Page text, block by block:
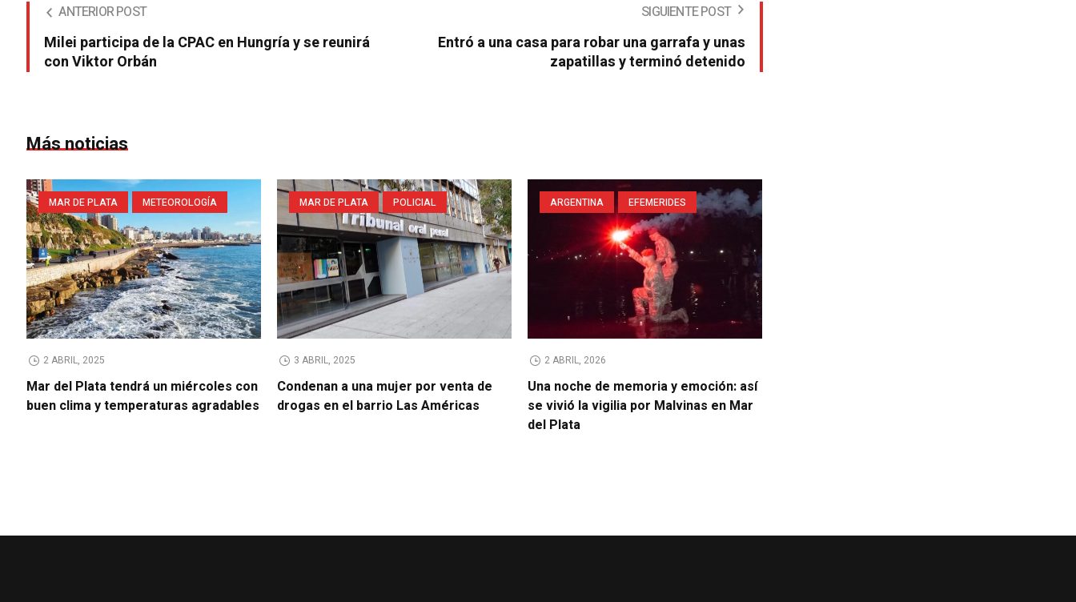
ANTERIOR POST
Milei participa de la CPAC en Hungría y se reunirá
con Viktor Orbán
SIGUIENTE POST
Entró a una casa para robar una garrafa y unas
zapatillas y terminó detenido
Más noticias
MAR DE PLATA METEOROLOGÍA
2 ABRIL, 2025
Mar del Plata tendrá un miércoles con
buen clima y temperaturas agradables
MAR DE PLATA POLICIAL
3 ABRIL, 2025
Condenan a una mujer por venta de
drogas en el barrio Las Américas
ARGENTINA EFEMERIDES
2 ABRIL, 2026
Una noche de memoria y emoción: así
se vivió la vigilia por Malvinas en Mar
del Plata